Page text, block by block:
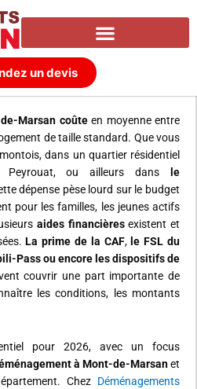
un devis
Marsan coûteen moyenne entre
de taille standard. Que vous
dans un quartier résidentiel
Peyrouat, ou ailleurs dans le
dépense pèse lourd sur le budget
pour les familles, les jeunes actifs
aides financièresexistent et
La prime de la CAF,le FSL du
Pass ou encore les dispositifs de
couvrir une part importante de
les conditions, les montants
pour 2026, avec un focus
à Mont-de-Marsanet
Chez Déménagements